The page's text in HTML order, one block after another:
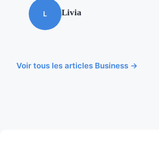
L Livia
Voir tous les articles Business →